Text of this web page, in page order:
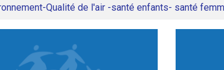
Qualité de l'air -santé enfants- santé